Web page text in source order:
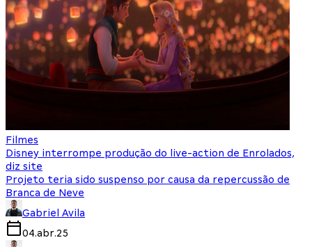
Filmes
Disney interrompe produção do live-action de Enrolados,
diz site
Projeto teria sido suspenso por causa da repercussão de
Branca de Neve
Gabriel Avila
04.abr.25